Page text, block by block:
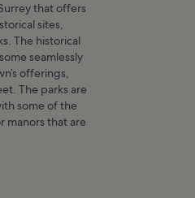
that offers
sites,
The historical
seamlessly
offerings,
The parks are
some of the
manors that are